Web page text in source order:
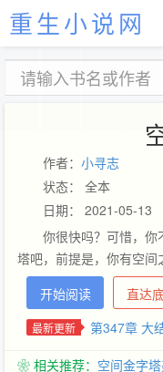
重生小说网
作者： 小寻志
状态： 全本
日期： 2021-05-13
你很快吗？可惜，你
塔吧，前提是，你有空间
开始阅读
直达
最新更新 第347章 大
❀ 相关推荐： 空间金字